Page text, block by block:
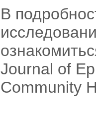
В
Journal of
Community